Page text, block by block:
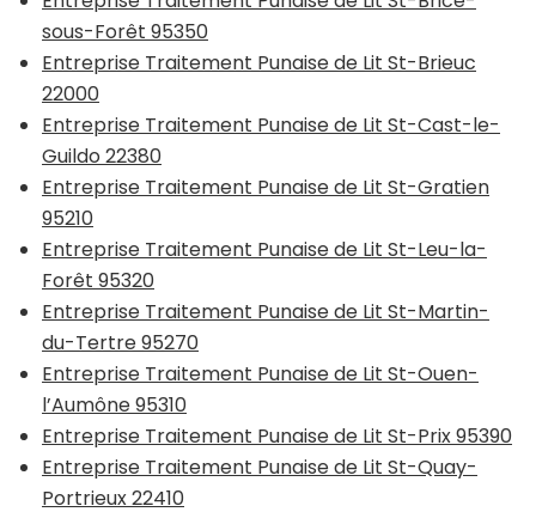
sous-Forêt 95350
Entreprise Traitement Punaise de Lit St-Brieuc
22000
Entreprise Traitement Punaise de Lit St-Cast-le-
Guildo 22380
Entreprise Traitement Punaise de Lit St-Gratien
95210
Entreprise Traitement Punaise de Lit St-Leu-la-
Forêt 95320
Entreprise Traitement Punaise de Lit St-Martin-
du-Tertre 95270
Entreprise Traitement Punaise de Lit St-Ouen-
l’Aumône 95310
Entreprise Traitement Punaise de Lit St-Prix 95390
Entreprise Traitement Punaise de Lit St-Quay-
Portrieux 22410